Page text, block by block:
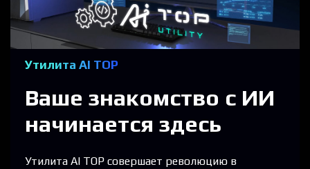
Утилита AI TOP
Ваше знакомство с ИИ
начинается здесь
Утилита AI TOP совершает революцию в